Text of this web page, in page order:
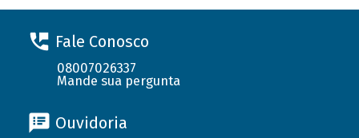
Fale Conosco
08007026337
Mande sua pergunta
Ouvidoria